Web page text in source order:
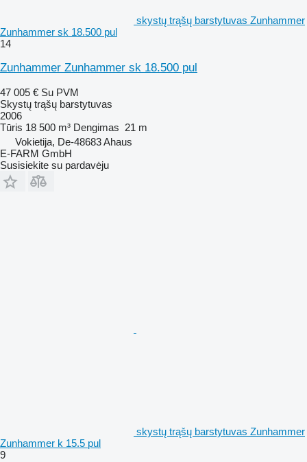
skystų trąšų barstytuvas Zunhammer
Zunhammer sk 18.500 pul
14
Zunhammer Zunhammer sk 18.500 pul
47 005 € Su PVM
Skystų trąšų barstytuvas
2006
Tūris 18 500 m³ Dengimas 21 m
Vokietija, De-48683 Ahaus
E-FARM GmbH
Susisiekite su pardavėju
skystų trąšų barstytuvas Zunhammer
Zunhammer k 15.5 pul
9